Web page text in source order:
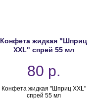
Конфета жидкая "Шприц
XXL" спрей 55 мл
80 р.
Конфета жидкая "Шприц XXL"
спрей 55 мл